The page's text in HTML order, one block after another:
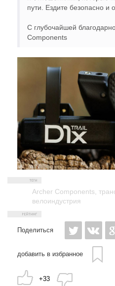
пути. Ездите безопасно и
С глубочайшей
Components
Archer Components
велоиндустрия
Поделиться
добавить в избранное
+33